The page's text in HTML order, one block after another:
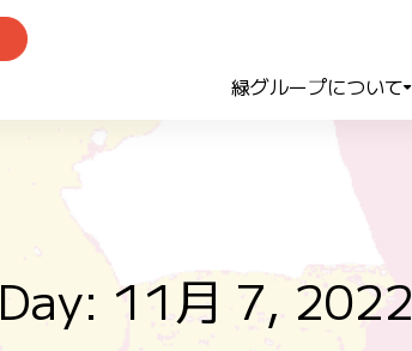
緑グループについて
Day: 11月 7, 2022